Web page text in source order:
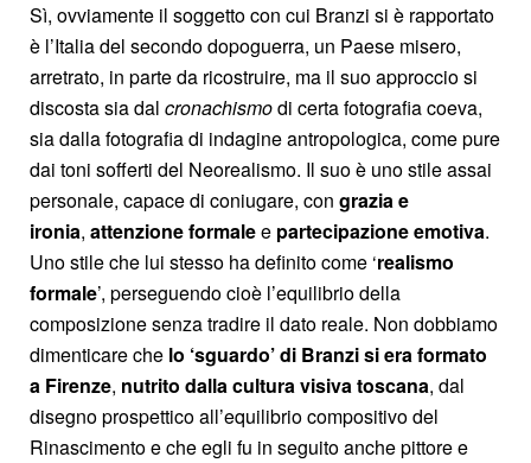
Sì, ovviamente il soggetto con cui Branzi si è rapportato
è l’Italia del secondo dopoguerra, un Paese misero,
arretrato, in parte da ricostruire, ma il suo approccio si
discosta sia dal cronachismodi certa fotografia coeva,
sia dalla fotografia di indagine antropologica, come pure
dai toni sofferti del Neorealismo. Il suo è uno stile assai
personale, capace di coniugare, con grazia e
ironia, attenzione formalee partecipazione emotiva.
Uno stile che lui stesso ha definito come ‘realismo
formale’, perseguendo cioè l’equilibrio della
composizione senza tradire il dato reale. Non dobbiamo
dimenticare che lo ‘sguardo’ di Branzi si era formato
a Firenze, nutrito dalla cultura visiva toscana, dal
disegno prospettico all’equilibrio compositivo del
Rinascimento e che egli fu in seguito anche pittore e